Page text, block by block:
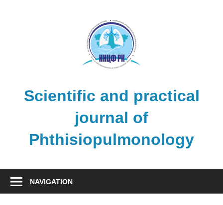
Scientific and practical
journal of
Phthisiopulmonology
NAVIGATION